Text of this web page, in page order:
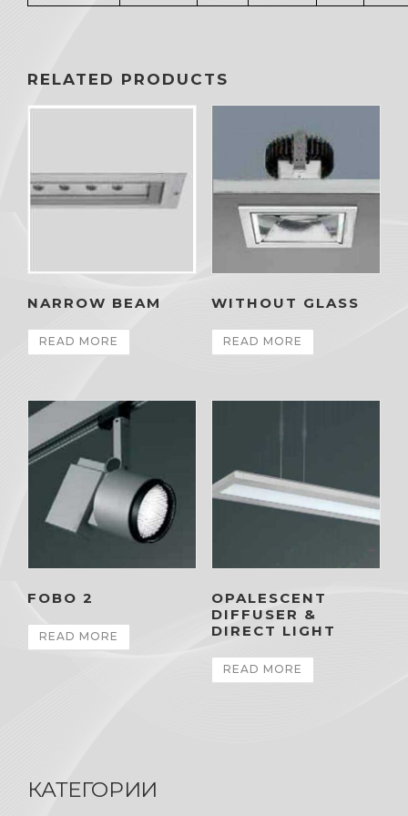
RELATED PRODUCTS
NARROW BEAM
READ MORE
WITHOUT GLASS
READ MORE
FOBO 2
READ MORE
OPALESCENT
DIFFUSER &
DIRECT LIGHT
READ MORE
КАТЕГОРИИ